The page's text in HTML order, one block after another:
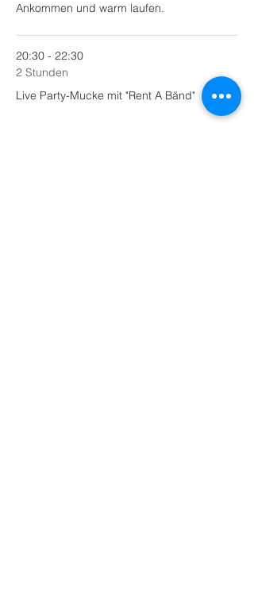
Ankommen und warm laufen.
20:30 - 22:30
2 Stunden
Live Party-Mucke mit "Rent A Bänd"